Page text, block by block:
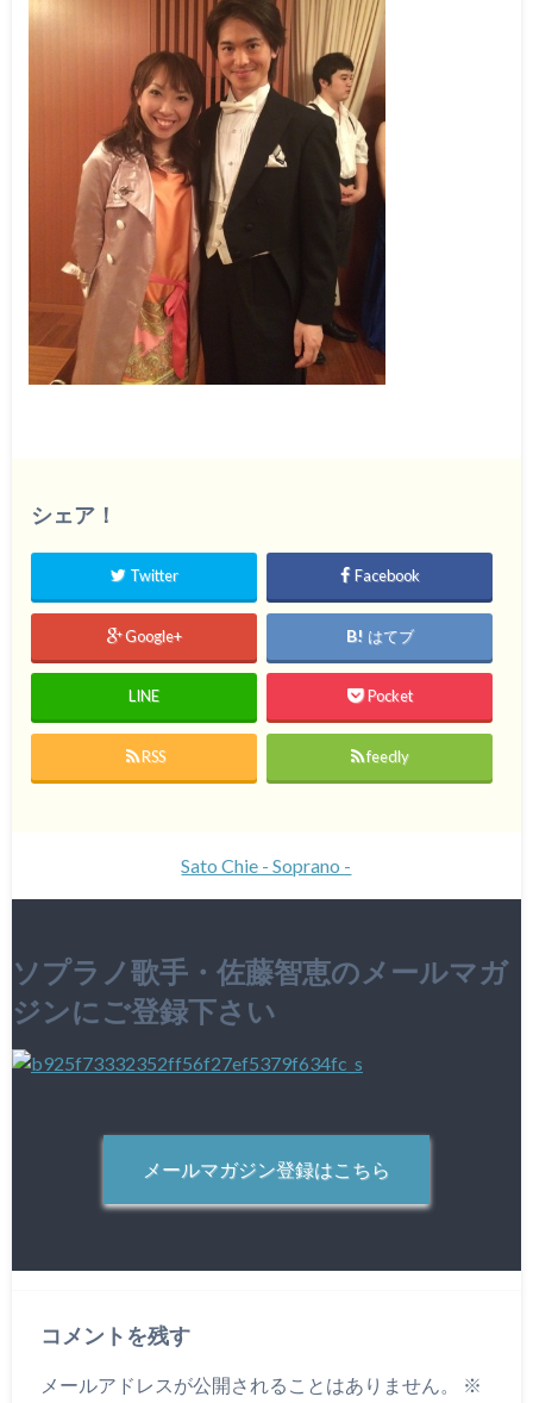
シェア！
Twitter Facebook
Google+ はてブ
LINE Pocket
RSS feedly
Sato Chie - Soprano -
ソプラノ歌手・佐藤智恵のメールマガ
ジンにご登録下さい
メールマガジン登録はこちら
コメントを残す
メールアドレスが公開されることはありません。
※